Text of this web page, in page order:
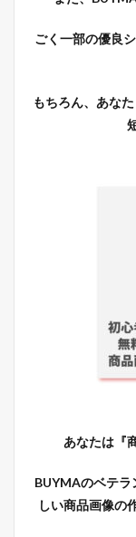
ごく一部の優良
もちろん、あな
あなたは『
BUYMAのベテラ
しい商品画像の